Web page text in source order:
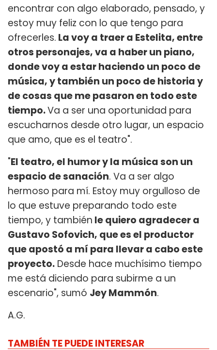
encontrar con algo elaborado, pensado, y
estoy muy feliz con lo que tengo para
ofrecerles. La voy a traer a Estelita, entre
otros personajes, va a haber un piano,
donde voy a estar haciendo un poco de
música, y también un poco de historia y
de cosas que me pasaron en todo este
tiempo.Va a ser una oportunidad para
escucharnos desde otro lugar, un espacio
que amo, que es el teatro".
"El teatro, el humor y la música son un
espacio de sanación. Va a ser algo
hermoso para mí. Estoy muy orgulloso de
lo que estuve preparando todo este
tiempo, y también le quiero agradecer a
Gustavo Sofovich, que es el productor
que apostó a mí para llevar a cabo este
proyecto. Desde hace muchísimo tiempo
me está diciendo para subirme a un
escenario", sumó Jey Mammón.
A.G.
TAMBIÉN TE PUEDE INTERESAR